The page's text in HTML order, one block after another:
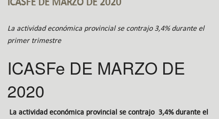
La actividad económica provincial se contrajo 3,4% durante el
primer trimestre
ICASFe DE MARZO DE
2020
La actividad económica provincial se contrajo 3,4% durante el